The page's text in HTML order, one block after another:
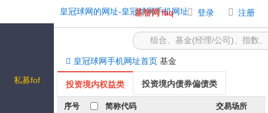
lof基金 -皇冠球网的网址
私募fof
皇冠球网的网址-皇冠球网手机网址
基智网faq 登录 注册
皇冠球网手机网址首页 基金
投资境内权益类 投资境内债券偏债类
投资境内其他
序号 简称代码 交易场所